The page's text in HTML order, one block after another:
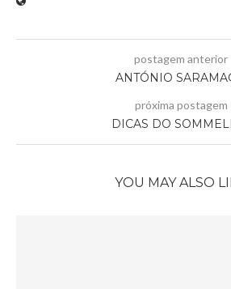
postagem anterior
ANTÓNIO
próxima postagem
DICAS DO
YOU MAY ALSO